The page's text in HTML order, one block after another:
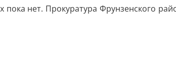
нет. Прокуратура Фрунзенского